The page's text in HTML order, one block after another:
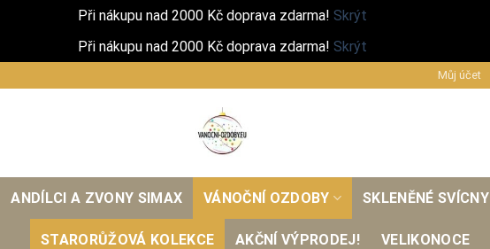
Při nákupu nad 2000 Kč doprava zdarma! Skrýt
Při nákupu nad 2000 Kč doprava zdarma! Skrýt
Můj účet
ANDÍLCI A ZVONY SIMAX VÁNOČNÍ OZDOBY SKLENĚNÉ SVÍCNY
STARORŮŽOVÁ KOLEKCE AKČNÍ VÝPRODEJ! VELIKONOCE